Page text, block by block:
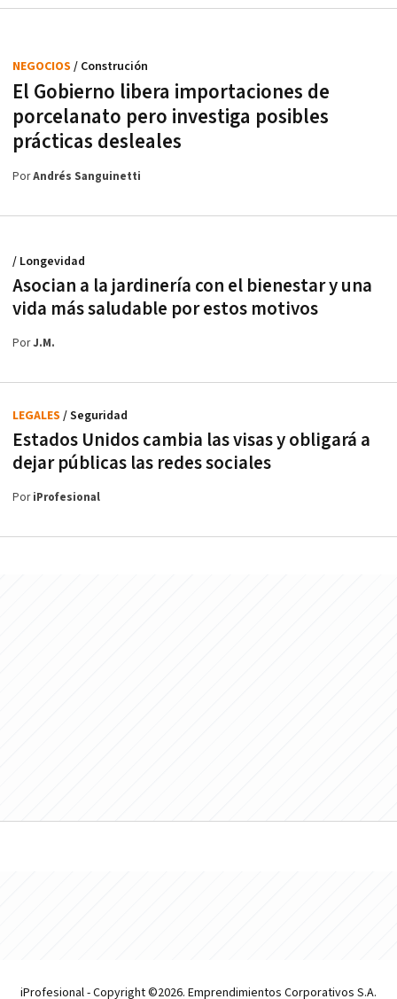
El Gobierno libera importaciones de
porcelanato pero investiga posibles
prácticas desleales
NEGOCIOS / Construción
PorAndrés Sanguinetti
Asocian a la jardinería con el bienestar y una
vida más saludable por estos motivos
/ Longevidad
PorJ.M.
Estados Unidos cambia las visas y obligará a
dejar públicas las redes sociales
LEGALES / Seguridad
PoriProfesional
iProfesional - Copyright ©2026. Emprendimientos Corporativos S.A.